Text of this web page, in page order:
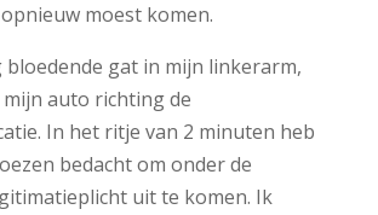
moest komen.
gat in mijn linkerarm,
auto richting de
In het ritje van 2 minuten heb
bedacht om onder de
uit te komen. Ik